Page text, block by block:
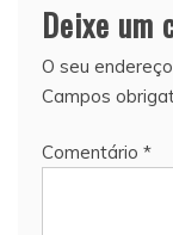
Post
Deixe um
O seu
Campos
Comentário *